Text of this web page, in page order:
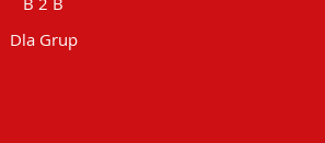
Dla Grup